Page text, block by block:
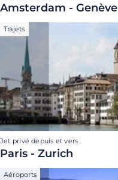
Amsterdam - Genève
Trajets
Jet privé depuis et vers
Paris - Zurich
Aéroports